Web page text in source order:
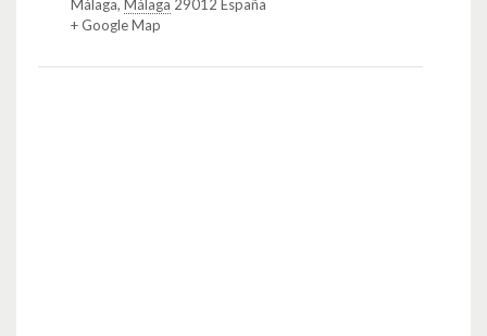
Málaga, Málaga 29012 España
+ Google Map